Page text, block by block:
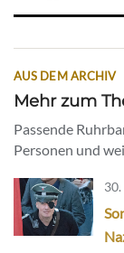
AUS DEM ARCHIV
Mehr zum
Passende
Personen und